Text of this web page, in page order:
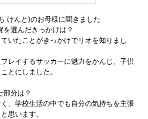
けんと)のお母様に聞きました
選んだきっかけは？
いたことがきっかけでリオを知りまし
レイするサッカーに魅力をかんじ、子供
とにしました。
分は？
、学校生活の中でも自分の気持ちを主張
思います。